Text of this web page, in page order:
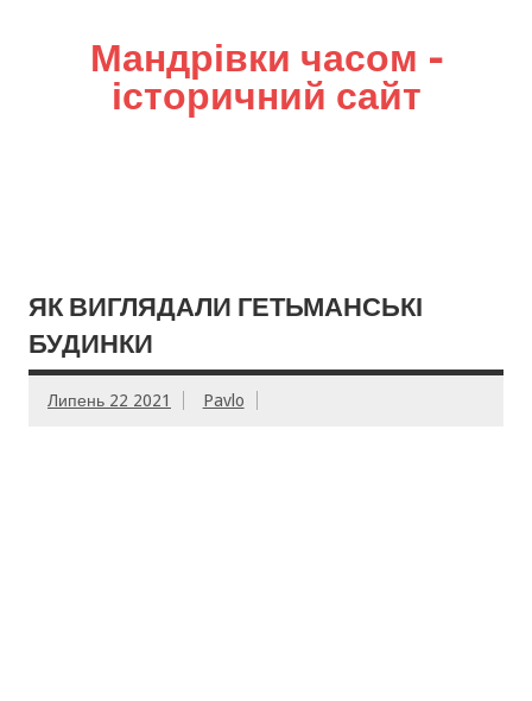
Мандрівки часом –
історичний сайт
ЯК ВИГЛЯДАЛИ ГЕТЬМАНСЬКІ
БУДИНКИ
Липень 22 2021 Pavlo